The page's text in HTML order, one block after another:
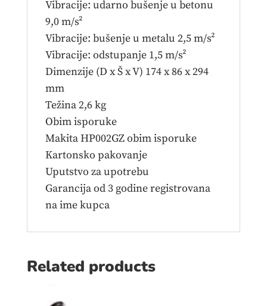
Vibracije: udarno bušenje u betonu
9,0 m/s²
Vibracije: bušenje u metalu 2,5 m/s²
Vibracije: odstupanje 1,5 m/s²
Dimenzije (D x Š x V) 174 x 86 x 294
mm
Težina 2,6 kg
Obim isporuke
Makita HP002GZ obim isporuke
Kartonsko pakovanje
Uputstvo za upotrebu
Garancija od 3 godine registrovana
na ime kupca
Related products